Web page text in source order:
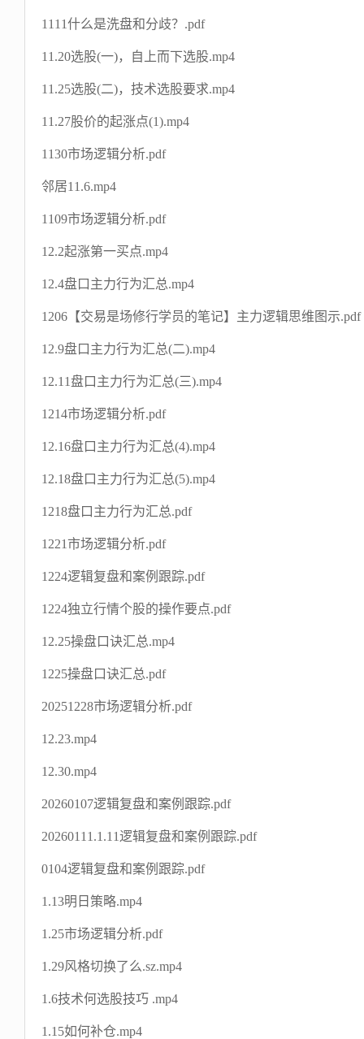
1111什么是洗盘和分歧？.pdf
11.20选股(一)，自上而下选股.mp4
11.25选股(二)，技术选股要求.mp4
11.27股价的起涨点(1).mp4
1130市场逻辑分析.pdf
邻居11.6.mp4
1109市场逻辑分析.pdf
12.2起涨第一买点.mp4
12.4盘口主力行为汇总.mp4
1206【交易是场修行学员的笔记】主力逻辑思维图示.pdf
12.9盘口主力行为汇总(二).mp4
12.11盘口主力行为汇总(三).mp4
1214市场逻辑分析.pdf
12.16盘口主力行为汇总(4).mp4
12.18盘口主力行为汇总(5).mp4
1218盘口主力行为汇总.pdf
1221市场逻辑分析.pdf
1224逻辑复盘和案例跟踪.pdf
1224独立行情个股的操作要点.pdf
12.25操盘口诀汇总.mp4
1225操盘口诀汇总.pdf
20251228市场逻辑分析.pdf
12.23.mp4
12.30.mp4
20260107逻辑复盘和案例跟踪.pdf
20260111.1.11逻辑复盘和案例跟踪.pdf
0104逻辑复盘和案例跟踪.pdf
1.13明日策略.mp4
1.25市场逻辑分析.pdf
1.29风格切换了么.sz.mp4
1.6技术何选股技巧 .mp4
1.15如何补仓.mp4